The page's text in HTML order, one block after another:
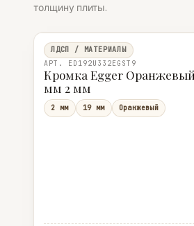
толщину плиты.
ЛДСП / МАТЕРИАЛЫ
АРТ. ED192U332EGST9
Кромка Egger Оранжевый
мм 2 мм
2 мм 19 мм Оранжевый